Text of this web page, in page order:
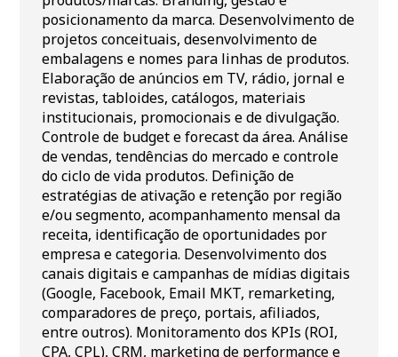
posicionamento da marca. Desenvolvimento de
projetos conceituais, desenvolvimento de
embalagens e nomes para linhas de produtos.
Elaboração de anúncios em TV, rádio, jornal e
revistas, tabloides, catálogos, materiais
institucionais, promocionais e de divulgação.
Controle de budget e forecast da área. Análise
de vendas, tendências do mercado e controle
do ciclo de vida produtos. Definição de
estratégias de ativação e retenção por região
e/ou segmento, acompanhamento mensal da
receita, identificação de oportunidades por
empresa e categoria. Desenvolvimento dos
canais digitais e campanhas de mídias digitais
(Google, Facebook, Email MKT, remarketing,
comparadores de preço, portais, afiliados,
entre outros). Monitoramento dos KPIs (ROI,
CPA, CPL), CRM, marketing de performance e